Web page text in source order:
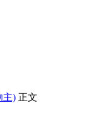
主) 正文